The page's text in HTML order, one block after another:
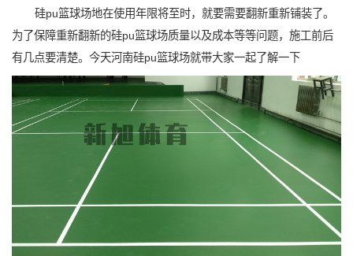
硅pu篮球场地在使用年限将至时，就要需要翻新重新铺装了。
为了保障重新翻新的硅pu篮球场质量以及成本等等问题，施工前后
有几点要清楚。今天河南硅pu篮球场就带大家一起了解一下